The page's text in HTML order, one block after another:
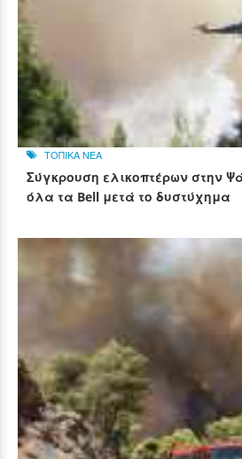
ΤΟΠΙΚΑ ΝΕΑ
Σύγκρουση ελικοπτέρων στην
όλα τα Bell μετά το δυστύχημα